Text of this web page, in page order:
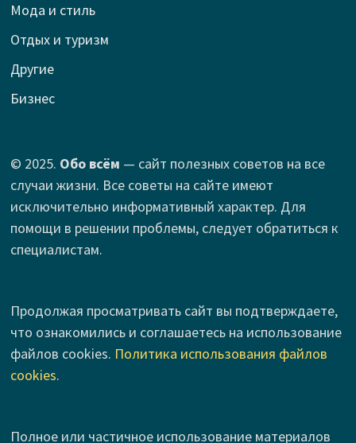
Мода и стиль
Отдых и туризм
Другие
Бизнес
© 2025. Обо всём — сайт полезных советов на все
случаи жизни. Все советы на сайте имеют
исключительно информативный характер. Для
помощи в решении проблемы, следует обратиться к
специалистам.
Продолжая просматривать сайт вы подтверждаете,
что ознакомились и соглашаетесь на использование
файлов cookies. Политика использования файлов
cookies.
Полное или частичное использование материалов